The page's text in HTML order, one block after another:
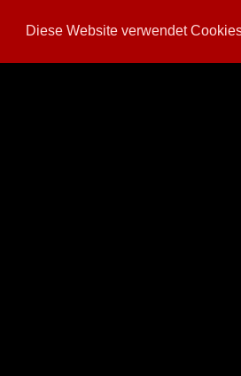
Diese Website verwendet